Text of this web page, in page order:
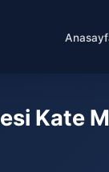
Kate